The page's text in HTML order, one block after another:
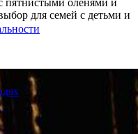
для семей с детьми и